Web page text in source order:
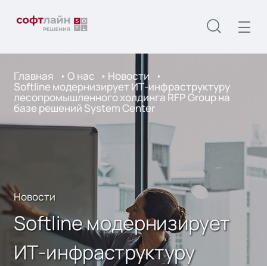
Главная О нас Новости
Softline модернизирует ИТ-инфраструктуру
лесопромышленного холдинга RFP Group на
базе решений System Center
Новости
Softline модернизирует
ИТ-инфраструктуру